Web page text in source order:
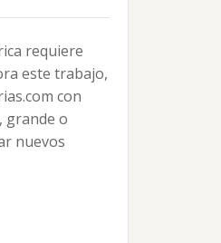
requiere
este trabajo,
con
grande o
nuevos